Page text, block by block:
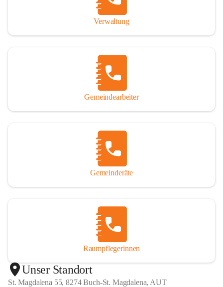
Verwaltung
Gemeindearbeiter
Gemeinderäte
Raumpflegerinnen
Unser Standort
St. Magdalena 55, 8274 Buch-St. Magdalena, AUT